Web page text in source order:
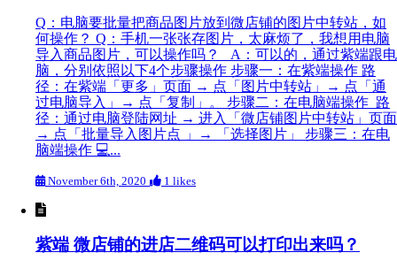
Q：电脑要批量把商品图片放到微店铺的图片中转站，如
何操作？ Q：手机一张张存图片，太麻烦了，我想用电脑
导入商品图片，可以操作吗？ A：可以的，通过紫端跟电
脑，分别依照以下4个步骤操作 步骤一：在紫端操作 路
径：在紫端「更多」页面 → 点「图片中转站」→ 点「通
过电脑导入」→ 点「复制」。 步骤二：在电脑端操作 路
径：通过电脑登陆网址 → 进入「微店铺图片中转站」页面
→ 点「批量导入图片点 」→ 「选择图片」 步骤三：在电
脑端操作 💻...
November 6th, 2020 1 likes
紫端 微店铺的进店二维码可以打印出来吗？